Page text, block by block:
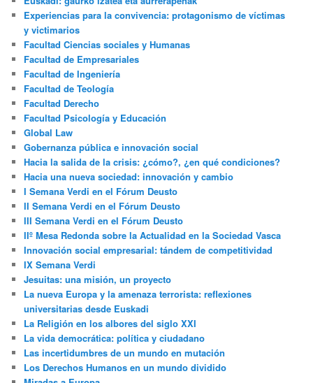
Experiencias para la convivencia: protagonismo de víctimas
y victimarios
Facultad Ciencias sociales y Humanas
Facultad de Empresariales
Facultad de Ingeniería
Facultad de Teología
Facultad Derecho
Facultad Psicología y Educación
Global Law
Gobernanza pública e innovación social
Hacia la salida de la crisis: ¿cómo?, ¿en qué condiciones?
Hacia una nueva sociedad: innovación y cambio
I Semana Verdi en el Fórum Deusto
II Semana Verdi en el Fórum Deusto
III Semana Verdi en el Fórum Deusto
IIº Mesa Redonda sobre la Actualidad en la Sociedad Vasca
Innovación social empresarial: tándem de competitividad
IX Semana Verdi
Jesuitas: una misión, un proyecto
La nueva Europa y la amenaza terrorista: reflexiones
universitarias desde Euskadi
La Religión en los albores del siglo XXI
La vida democrática: política y ciudadano
Las incertidumbres de un mundo en mutación
Los Derechos Humanos en un mundo dividido